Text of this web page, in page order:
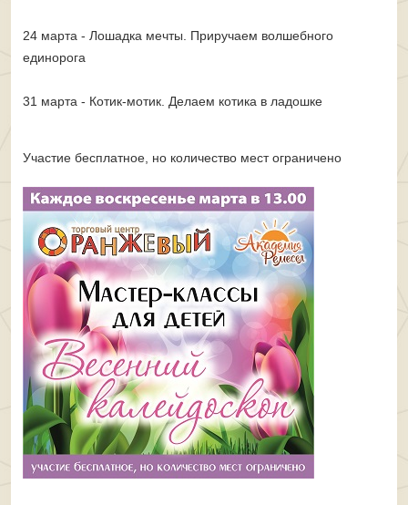
24 марта - Лошадка мечты. Приручаем волшебного
единорога
31 марта - Котик-мотик. Делаем котика в ладошке
Участие бесплатное, но количество мест ограничено